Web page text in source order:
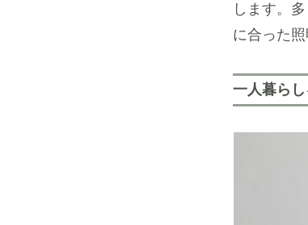
します。
に合った
一人暮ら